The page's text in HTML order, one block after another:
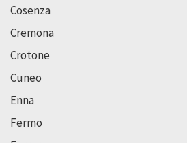
Cosenza
Cremona
Crotone
Cuneo
Enna
Fermo